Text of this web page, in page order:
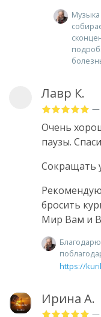
Музыка
Лавр К.
—
Очень
паузы.
Сокращать
бросить
Мир Вам и
https://
Ирина А.
—